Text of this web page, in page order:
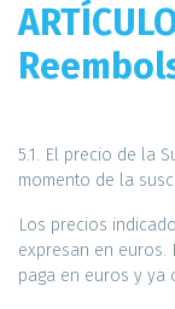
5.1. El precio de la
momento de la
Los precios
expresan en euros.
paga en euros y ya